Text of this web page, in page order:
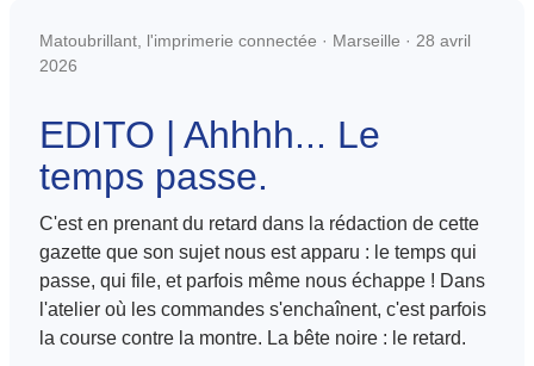
Matoubrillant, l'imprimerie connectée · Marseille · 28 avril
2026
EDITO | Ahhhh... Le
temps passe.
C'est en prenant du retard dans la rédaction de cette
gazette que son sujet nous est apparu : le temps qui
passe, qui file, et parfois même nous échappe ! Dans
l'atelier où les commandes s'enchaînent, c'est parfois
la course contre la montre. La bête noire : le retard.